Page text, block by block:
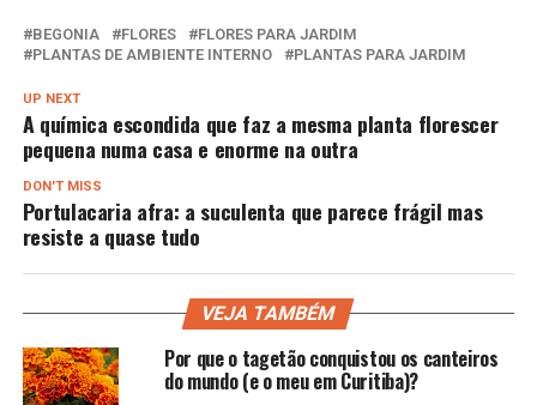
BEGONIA FLORES
FLORES PARA JARDIM
PLANTAS DE AMBIENTE INTERNO
PLANTAS PARA JARDIM
UP NEXT
A química escondida que faz a mesma planta florescer
pequena numa casa e enorme na outra
DON'T MISS
Portulacaria afra: a suculenta que parece frágil mas
resiste a quase tudo
VEJA TAMBÉM
Por que o tagetão conquistou os canteiros
do mundo (e o meu em Curitiba)?